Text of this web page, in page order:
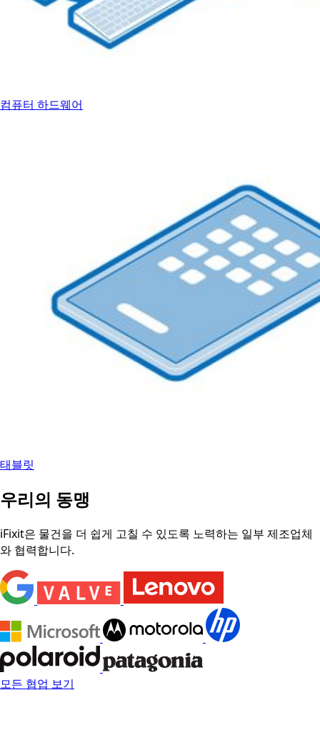
컴퓨터 하드웨어
태블릿
우리의 동맹
iFixit은 물건을 더 쉽게 고칠 수 있도록 노력하는 일부 제조업체
와 협력합니다.
모든 협업 보기